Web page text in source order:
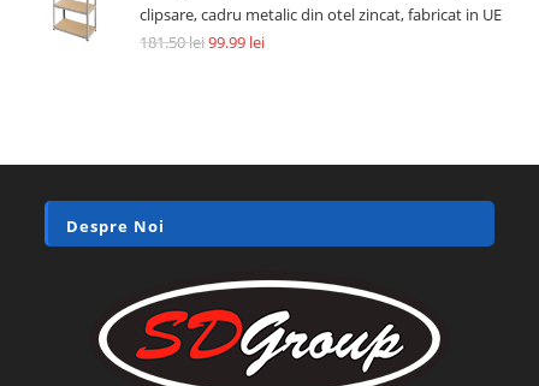
clipsare, cadru metalic din otel zincat, fabricat in UE
181.50lei99.99 lei
Despre Noi